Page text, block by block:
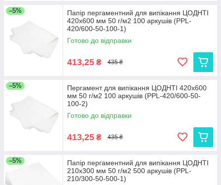
–5%
Папір пергаментний для випікання ЦОДНТІ
420x600 мм 50 г/м2 100 аркушів (PPL-
420/600-50-100-1)
Готово до відправки
413,25 ₴ 435 ₴
–5%
Пергамент для випікання ЦОДНТІ 420x600
мм 50 г/м2 100 аркушів (PPL-420/600-50-
100-2)
Готово до відправки
413,25 ₴ 435 ₴
–5%
Папір пергаментний для випікання ЦОДНТІ
210x300 мм 50 г/м2 500 аркушів (PPL-
210/300-50-500-1)